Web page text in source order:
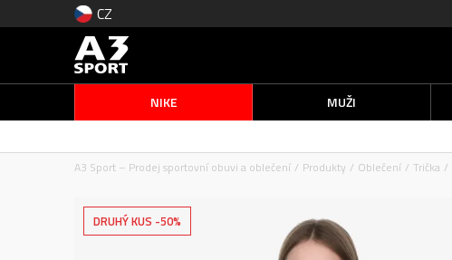
CZ
NIKE MUŽI
A3 Sport – Prodej sportovní obuvi a oblečení
Produkty Oblečení Trička
DRUHÝ KUS -50%